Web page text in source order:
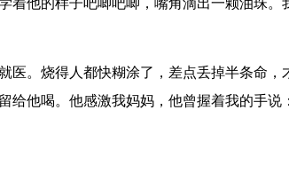
着他的样子吧唧吧唧，嘴角滴出一颗油珠。
医。烧得人都快糊涂了，差点丢掉半条命，
给他喝。他感激我妈妈，他曾握着我的手说